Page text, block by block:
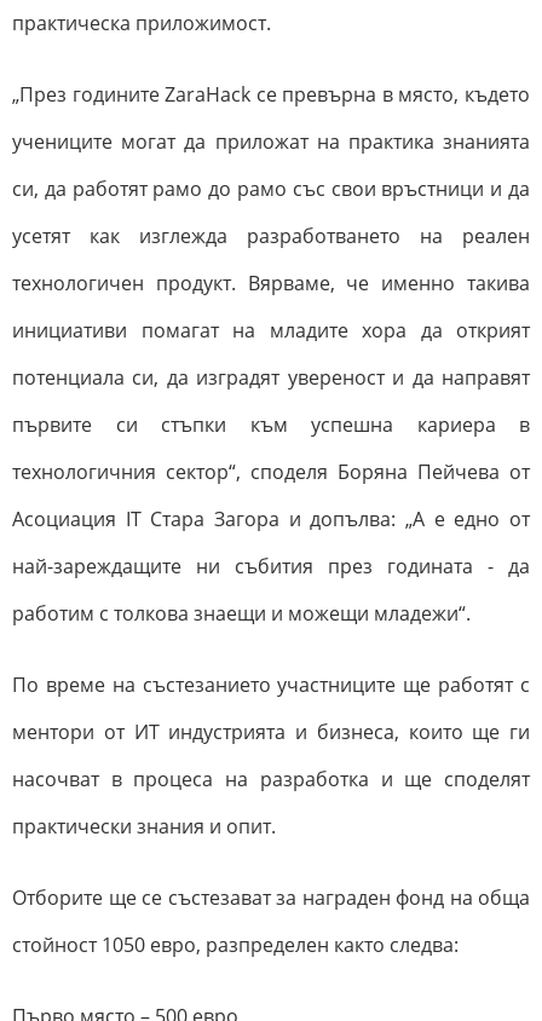
практическа приложимост.
„През годините ZaraHack се превърна в място, където
учениците могат да приложат на практика знанията
си, да работят рамо до рамо със свои връстници и да
усетят как изглежда разработването на реален
технологичен продукт. Вярваме, че именно такива
инициативи помагат на младите хора да открият
потенциала си, да изградят увереност и да направят
първите си стъпки към успешна кариера в
технологичния сектор“, споделя Боряна Пейчева от
Асоциация IT Стара Загора и допълва: „А е едно от
най-зареждащите ни събития през годината - да
работим с толкова знаещи и можещи младежи“.
По време на състезанието участниците ще работят с
ментори от ИТ индустрията и бизнеса, които ще ги
насочват в процеса на разработка и ще споделят
практически знания и опит.
Отборите ще се състезават за награден фонд на обща
стойност 1050 евро, разпределен както следва: